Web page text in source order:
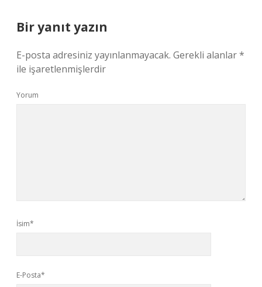
Bir yanıt yazın
E-posta adresiniz yayınlanmayacak. Gerekli alanlar*
ile işaretlenmişlerdir
Yorum
İsim*
E-Posta*